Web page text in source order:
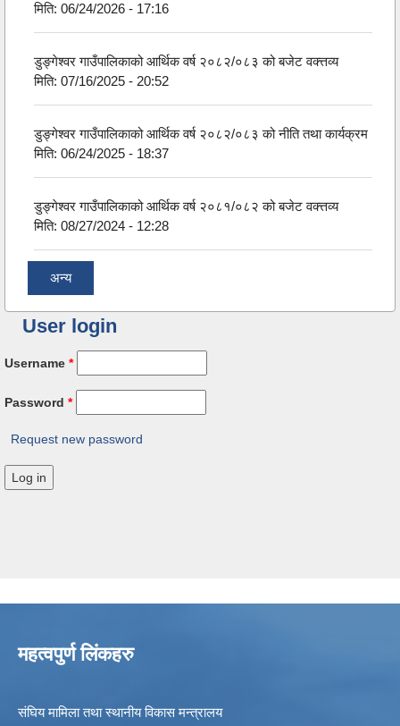
मिति:06/24/2026 - 17:16
डुङ्गेश्वर गाउँपालिकाको आर्थिक वर्ष २०८२/०८३ को बजेट वक्त्तव्य
मिति:07/16/2025 - 20:52
डुङ्गेश्वर गाउँपालिकाको आर्थिक वर्ष २०८२/०८३ को नीति तथा कार्यक्रम
मिति:06/24/2025 - 18:37
डुङ्गेश्वर गाउँपालिकाको आर्थिक वर्ष २०८१/०८२ को बजेट वक्त्तव्य
मिति:08/27/2024 - 12:28
अन्य
User login
Username *
Password *
Request new password
महत्वपुर्ण लिंकहरु
संघिय मामिला तथा स्थानीय विकास मन्त्रालय